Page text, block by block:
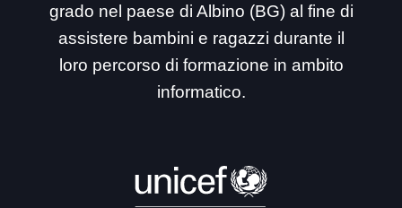
grado nel paese di Albino (BG) al fine di
assistere bambini e ragazzi durante il
loro percorso di formazione in ambito
informatico.